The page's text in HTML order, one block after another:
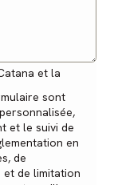
et la
sont
et le suivi de
en
de
et de limitation